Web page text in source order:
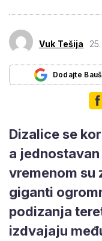
Vuk Tešija
Dodajte
Dizalice se
a
vremenom su
giganti
podizanja
izdvajaju